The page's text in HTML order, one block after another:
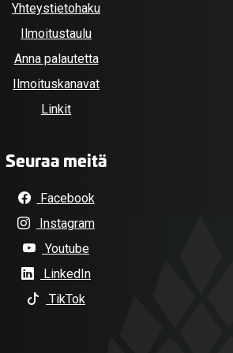
Yhteystietohaku
Ilmoitustaulu
Anna palautetta
Ilmoituskanavat
Linkit
Seuraa meitä
Facebook
Instagram
Youtube
LinkedIn
TikTok